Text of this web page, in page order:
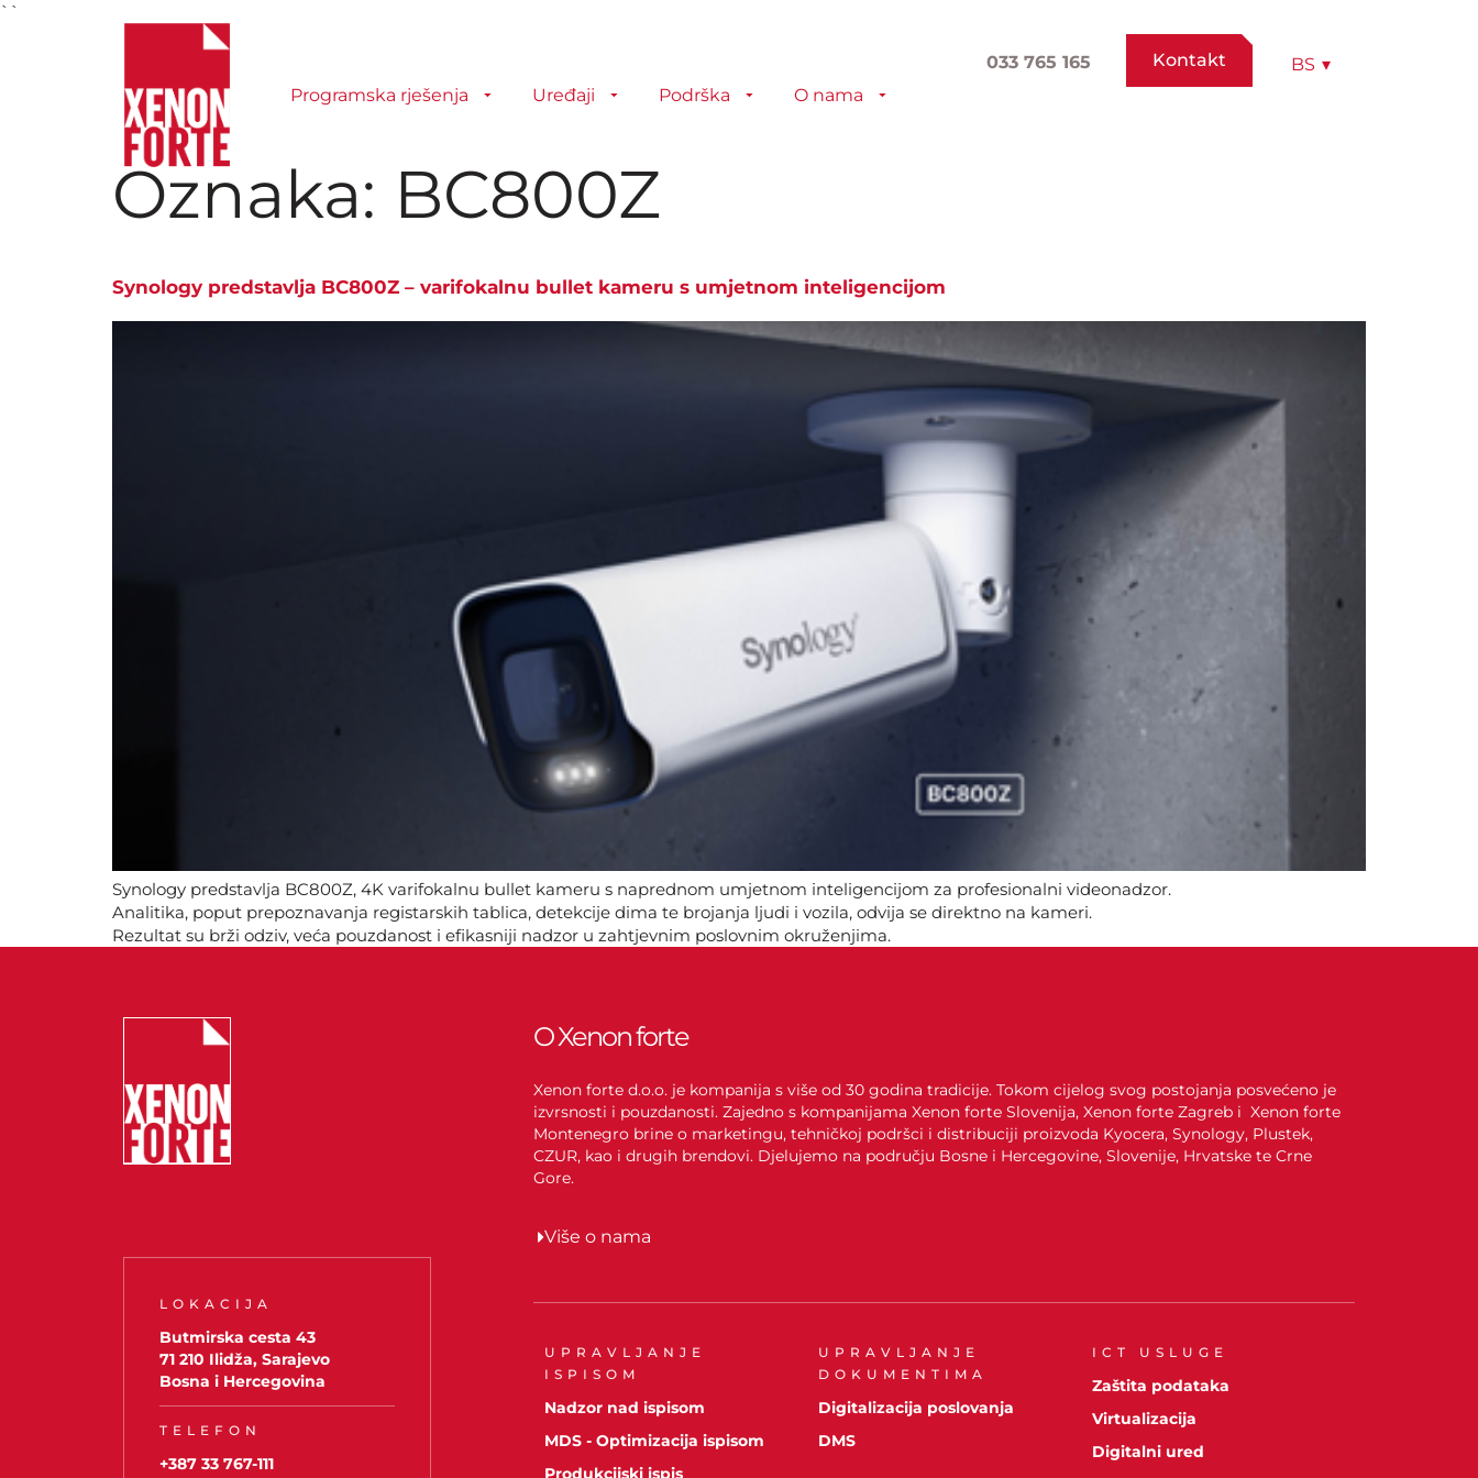
``
Programska rješenja Uređaji Podrška O nama
033 765 165 Kontakt BS ▾
Oznaka: BC800Z
Synology predstavlja BC800Z – varifokalnu bullet kameru s umjetnom inteligencijom
Synology predstavlja BC800Z, 4K varifokalnu bullet kameru s naprednom umjetnom inteligencijom za profesionalni videonadzor.
Analitika, poput prepoznavanja registarskih tablica, detekcije dima te brojanja ljudi i vozila, odvija se direktno na kameri.
Rezultat su brži odziv, veća pouzdanost i efikasniji nadzor u zahtjevnim poslovnim okruženjima.
LOKACIJA
Butmirska cesta 43
71 210 Ilidža, Sarajevo
Bosna i Hercegovina
TELEFON
+387 33 767-111
O Xenon forte
Xenon forte d.o.o. je kompanija s više od 30 godina tradicije. Tokom cijelog svog postojanja posvećeno je
izvrsnosti i pouzdanosti. Zajedno s kompanijama Xenon forte Slovenija, Xenon forte Zagreb i Xenon forte
Montenegro brine o marketingu, tehničkoj podršci i distribuciji proizvoda Kyocera, Synology, Plustek,
CZUR, kao i drugih brendovi. Djelujemo na području Bosne i Hercegovine, Slovenije, Hrvatske te Crne
Gore.
Više o nama
UPRAVLJANJE
ISPISOM
Nadzor nad ispisom
MDS - Optimizacija ispisom
Produkcijski ispis
UPRAVLJANJE
DOKUMENTIMA
Digitalizacija poslovanja
DMS
ICT USLUGE
Zaštita podataka
Virtualizacija
Digitalni ured